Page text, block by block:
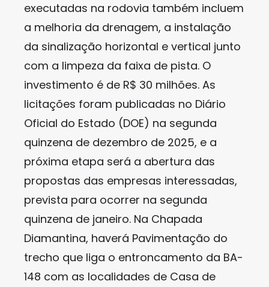
executadas na rodovia também incluem
a melhoria da drenagem, a instalação
da sinalização horizontal e vertical junto
com a limpeza da faixa de pista. O
investimento é de R$ 30 milhões. As
licitações foram publicadas no Diário
Oficial do Estado (DOE) na segunda
quinzena de dezembro de 2025, e a
próxima etapa será a abertura das
propostas das empresas interessadas,
prevista para ocorrer na segunda
quinzena de janeiro. Na Chapada
Diamantina, haverá Pavimentação do
trecho que liga o entroncamento da BA-
148 com as localidades de Casa de